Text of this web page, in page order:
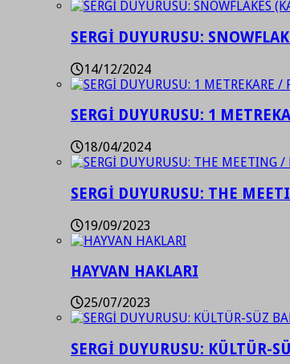
SERGİ DUYURUSU:
14/12/2024
SERGİ DUYURUSU: 1
18/04/2024
SERGİ DUYURUSU: THE
19/09/2023
HAYVAN HAKLARI
25/07/2023
SERGİ DUYURUSU: KÜLTÜR-